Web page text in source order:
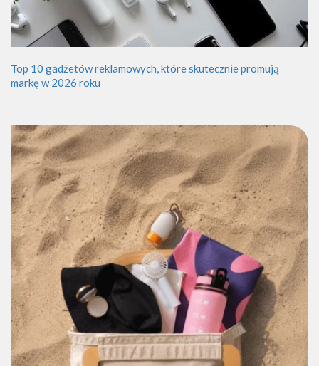
Top 10 gadżetów reklamowych, które skutecznie promują
markę w 2026 roku